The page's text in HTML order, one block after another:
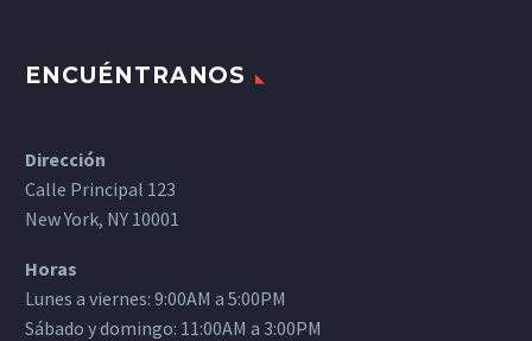
ENCUÉNTRANOS
Dirección
Calle Principal 123
New York, NY 10001
Horas
Lunes a viernes: 9:00AM a 5:00PM
Sábado y domingo: 11:00AM a 3:00PM